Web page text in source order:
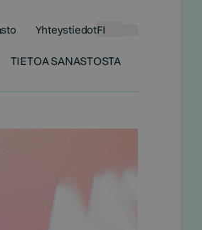
YhteystiedotFI
TIETOA SANASTOSTA